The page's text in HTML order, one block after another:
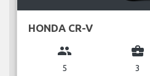
HONDA CR-V
group
5
business_center
3